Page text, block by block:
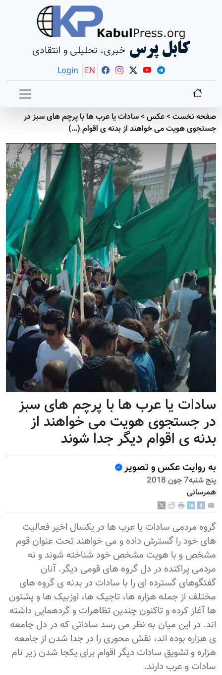
کابل پرس خبری، تحلیلی و انتقادی
Login EN
صفحه نخست>عکس>سادات یا عرب ها با پرچم های سبز در
جستجوی هویت می خواهند از بدنه ی اقوام (…)
سادات یا عرب ها با پرچم های سبز
در جستجوی هویت می خواهند از
بدنه ی اقوام دیگر جدا شوند
به روایت عکس و تصویر
پنج شنبه7 جون 2018
همرسانی
گروه مردمی سادات یا عرب ها در یکسال اخیر فعالیت
های خود را گسترش داده و می خواهند تحت عنوان قوم
مشخص و با هویت مشخص خود شناخته شوند و نه
مردمی پراکنده در دل گروه های قومی دیگر. آنان
گفتگوهای گسترده ای را با سادات در بدنه ی گروه های
مختلف از جمله هزاره ها، تاجیک ها، اوزبیک ها و پشتون
ها آغاز کرده و تاکنون چندین تظاهرات و گردهمایی داشته
اند. در این میان به نظر می رسد ساداتی که در دل جامعه
ی هزاره بوده اند، نقش محوری را در جدا شدن از جامعه
هزاره و تشویق سادات دیگر اقوام برای یکجا شدن زیر نام
سادات و عرب دارند.